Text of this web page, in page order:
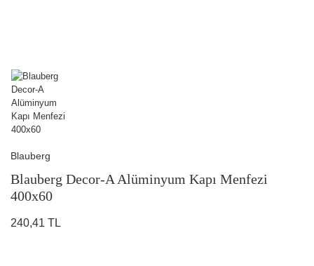
Blauberg
Blauberg Decor-A Alüminyum Kapı Menfezi
400x60
240,41 TL